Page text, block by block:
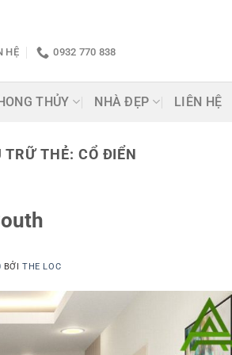
HỆ 0932 770 838
THỦY NHÀ ĐẸP LIÊN HỆ
TRỮ THẺ: CỔ ĐIỂN
BỞITHE LOC